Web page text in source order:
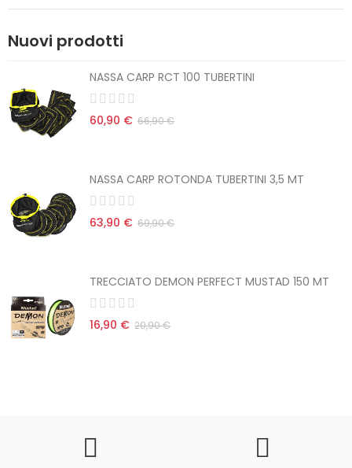
Nuovi prodotti
NASSA CARP RCT 100 TUBERTINI
60,90 € 66,90 €
NASSA CARP ROTONDA TUBERTINI 3,5 MT
63,90 € 69,90 €
TRECCIATO DEMON PERFECT MUSTAD 150 MT
16,90 € 20,90 €